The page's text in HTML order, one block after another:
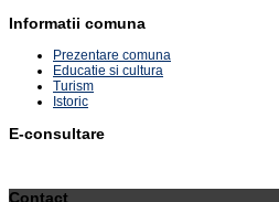
Informatii comuna
Prezentare comuna
Educatie si cultura
Turism
Istoric
E-consultare
Contact